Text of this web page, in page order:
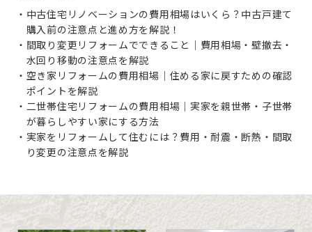
中古住宅リノベーションの費用相場はいくら？中古戸建て
購入前の注意点と進め方を解説！
間取り変更リフォームでできること｜費用相場・壁撤去・
水回り移動の注意点を解説
空き家リフォームの費用相場｜住める家に戻すための確認
ポイントを解説
二世帯住宅リフォームの費用相場｜実家を親世帯・子世帯
が暮らしやすい家にする方法
実家をリフォームして住むには？費用・耐震・断熱・間取
り変更の注意点を解説